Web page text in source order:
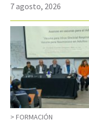
7 agosto, 2026
FORMACIÓN